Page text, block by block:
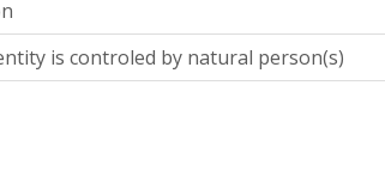
is controled by natural person(s)